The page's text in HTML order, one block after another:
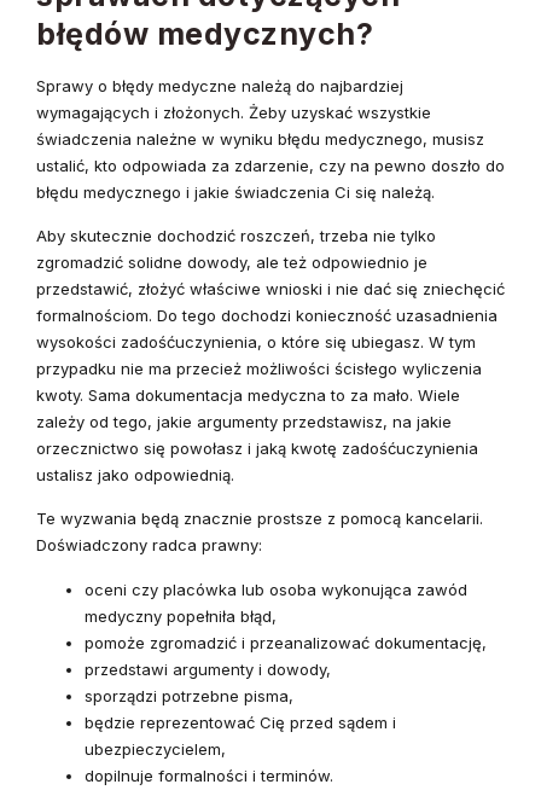
błędów medycznych?
Sprawy o błędy medyczne należą do najbardziej
wymagających i złożonych. Żeby uzyskać wszystkie
świadczenia należne w wyniku błędu medycznego, musisz
ustalić, kto odpowiada za zdarzenie, czy na pewno doszło do
błędu medycznego i jakie świadczenia Ci się należą.
Aby skutecznie dochodzić roszczeń, trzeba nie tylko
zgromadzić solidne dowody, ale też odpowiednio je
przedstawić, złożyć właściwe wnioski i nie dać się zniechęcić
formalnościom. Do tego dochodzi konieczność uzasadnienia
wysokości zadośćuczynienia, o które się ubiegasz. W tym
przypadku nie ma przecież możliwości ścisłego wyliczenia
kwoty. Sama dokumentacja medyczna to za mało. Wiele
zależy od tego, jakie argumenty przedstawisz, na jakie
orzecznictwo się powołasz i jaką kwotę zadośćuczynienia
ustalisz jako odpowiednią.
Te wyzwania będą znacznie prostsze z pomocą kancelarii.
Doświadczony radca prawny:
oceni czy placówka lub osoba wykonująca zawód
medyczny popełniła błąd,
pomoże zgromadzić i przeanalizować dokumentację,
przedstawi argumenty i dowody,
sporządzi potrzebne pisma,
będzie reprezentować Cię przed sądem i
ubezpieczycielem,
dopilnuje formalności i terminów.